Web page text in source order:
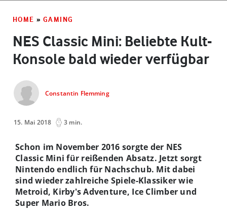
HOME » GAMING
NES Classic Mini: Beliebte Kult-
Konsole bald wieder verfügbar
Constantin Flemming
15. Mai 2018 3 min.
Schon im November 2016 sorgte der NES
Classic Mini für reißenden Absatz. Jetzt sorgt
Nintendo endlich für Nachschub. Mit dabei
sind wieder zahlreiche Spiele-Klassiker wie
Metroid, Kirby's Adventure, Ice Climber und
Super Mario Bros.